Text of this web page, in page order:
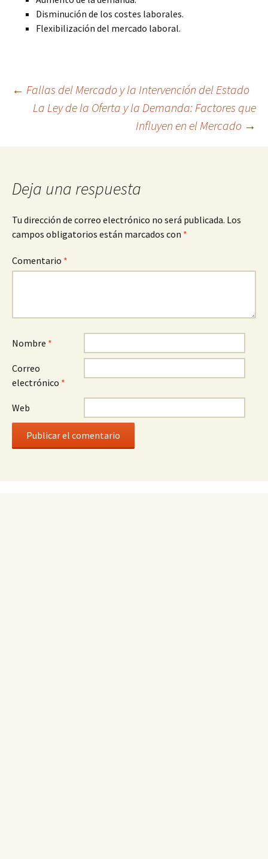
Disminución de los costes laborales.
Flexibilización del mercado laboral.
Navegación
← Fallas del Mercado y la Intervención del Estado
La Ley de la Oferta y la Demanda: Factores que
Influyen en el Mercado →
Deja una respuesta
Tu dirección de correo electrónico no será publicada. Los
campos obligatorios están marcados con *
Comentario *
Nombre *
Correo
electrónico *
Web